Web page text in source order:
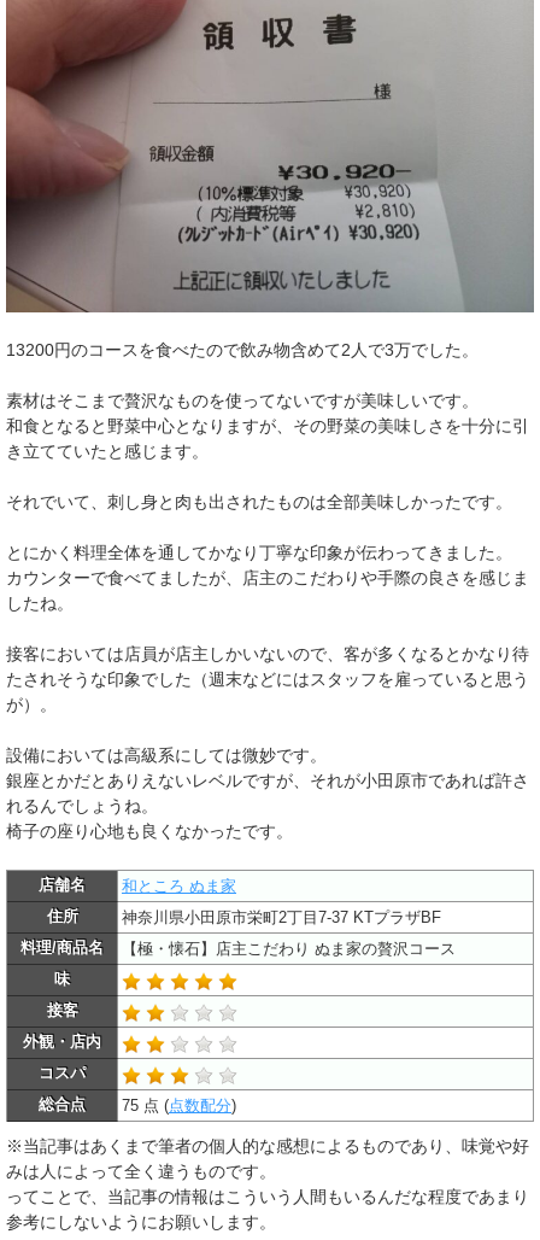
13200円のコースを食べたので飲み物含めて2人で3万でした。
素材はそこまで贅沢なものを使ってないですが美味しいです。
和食となると野菜中心となりますが、その野菜の美味しさを十分に引
き立てていたと感じます。
それでいて、刺し身と肉も出されたものは全部美味しかったです。
とにかく料理全体を通してかなり丁寧な印象が伝わってきました。
カウンターで食べてましたが、店主のこだわりや手際の良さを感じま
したね。
接客においては店員が店主しかいないので、客が多くなるとかなり待
たされそうな印象でした（週末などにはスタッフを雇っていると思う
が）。
設備においては高級系にしては微妙です。
銀座とかだとありえないレベルですが、それが小田原市であれば許さ
れるんでしょうね。
椅子の座り心地も良くなかったです。
店舗名
和ところ ぬま家
住所
神奈川県小田原市栄町2丁目7-37 KTプラザBF
料理/商品名
【極・懐石】店主こだわり ぬま家の贅沢コース
味
接客
外観・店内
コスパ
総合点
75 点 (点数配分)
※当記事はあくまで筆者の個人的な感想によるものであり、味覚や好
みは人によって全く違うものです。
ってことで、当記事の情報はこういう人間もいるんだな程度であまり
参考にしないようにお願いします。